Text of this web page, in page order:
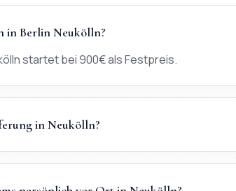
in Berlin Neukölln?
startet bei 900€ als Festpreis.
in Neukölln?